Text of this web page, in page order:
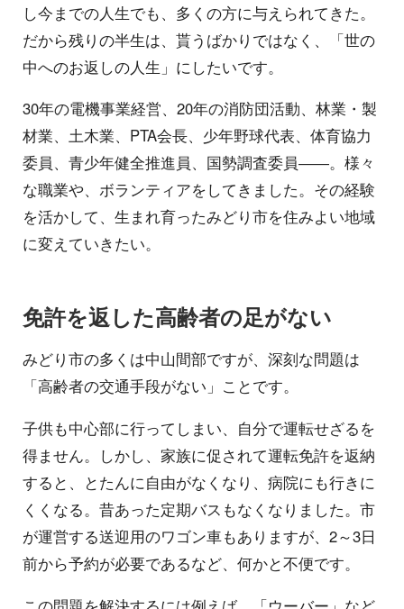
し今までの人生でも、多くの方に与えられてきた。
だから残りの半生は、貰うばかりではなく、「世の
中へのお返しの人生」にしたいです。
30年の電機事業経営、20年の消防団活動、林業・製
材業、土木業、PTA会長、少年野球代表、体育協力
委員、青少年健全推進員、国勢調査委員――。様々
な職業や、ボランティアをしてきました。その経験
を活かして、生まれ育ったみどり市を住みよい地域
に変えていきたい。
免許を返した高齢者の足がない
みどり市の多くは中山間部ですが、深刻な問題は
「高齢者の交通手段がない」ことです。
子供も中心部に行ってしまい、自分で運転せざるを
得ません。しかし、家族に促されて運転免許を返納
すると、とたんに自由がなくなり、病院にも行きに
くくなる。昔あった定期バスもなくなりました。市
が運営する送迎用のワゴン車もありますが、2～3日
前から予約が必要であるなど、何かと不便です。